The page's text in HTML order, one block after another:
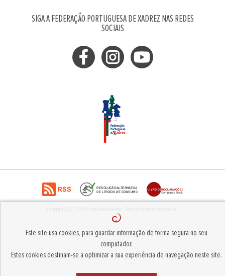
SIGA A FEDERAÇÃO PORTUGUESA DE XADREZ NAS REDES
SOCIAIS